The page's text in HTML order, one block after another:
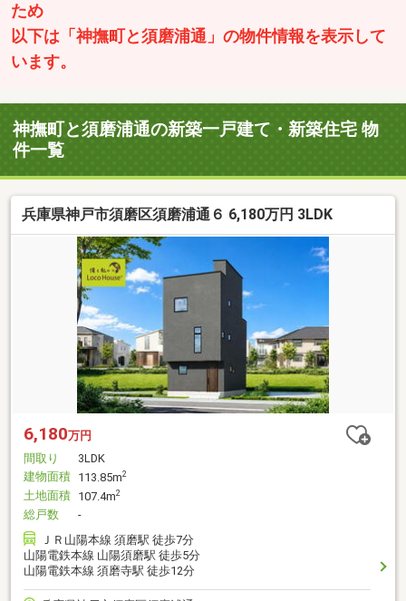
ため
以下は「神撫町と須磨浦通」の物件情報を表示して
います。
神撫町と須磨浦通の新築一戸建て・新築住宅 物
件一覧
兵庫県神戸市須磨区須磨浦通６ 6,180万円 3LDK
6,180万円
間取り
3LDK
建物面積 113.85m2
土地面積 107.4m2
総戸数
-
ＪＲ山陽本線 須磨駅 徒歩7分
山陽電鉄本線 山陽須磨駅 徒歩5分
山陽電鉄本線 須磨寺駅 徒歩12分